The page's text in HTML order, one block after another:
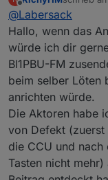
Offline zuletzt
@Labersack
Hallo, wenn das
würde ich dir
Bl1PBU-FM
beim selber Löten
anrichten würde.
Die Aktoren habe
von Defekt
die CCU und
Tasten nicht